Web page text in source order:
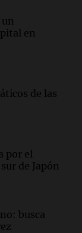
en
de las
por el
de Japón
busca